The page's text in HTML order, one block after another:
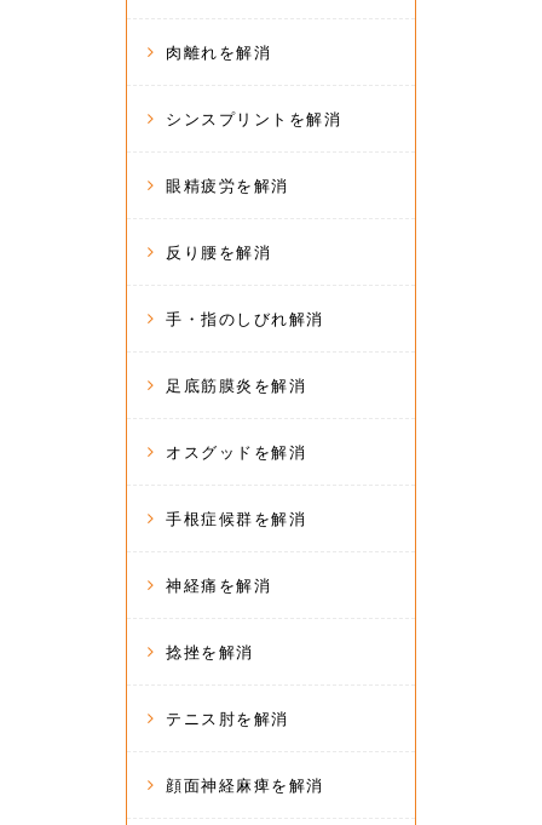
肉離れを解消
シンスプリントを解消
眼精疲労を解消
反り腰を解消
手・指のしびれ解消
足底筋膜炎を解消
オスグッドを解消
手根症候群を解消
神経痛を解消
捻挫を解消
テニス肘を解消
顔面神経麻痺を解消